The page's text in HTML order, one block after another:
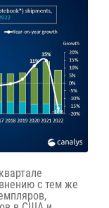
с тем же